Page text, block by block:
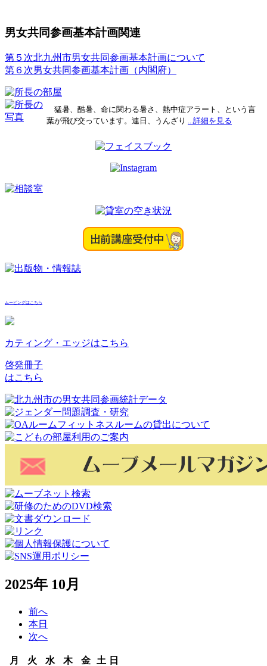
男女共同参画基本計画関連
第５次北九州市男女共同参画基本計画について
第６次男女共同参画基本計画（内閣府）
猛暑、酷暑、命に関わる暑さ、熱中症アラート、という言
葉が飛び交っています。連日、うんざり
...詳細を見る
ムービングはこちら
カティング・エッジはこちら
啓発冊子
はこちら
2025年 10月
前へ
本日
次へ
月 火 水 木木金金土 土
日